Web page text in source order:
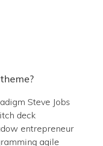
Steve Jobs
deck
entrepreneur
agile